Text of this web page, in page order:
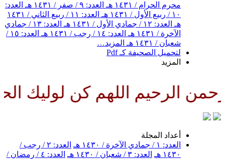
محرم الحرام / ١٤٣١ هـ
العدد: ٩ / صفر / ١٤٣١ هـ
العدد:
١٠ / ربيع الأول / ١٤٣١ هـ
العدد: ١١ / ربيع الثاني / ١٤٣١
هـ العدد: ١٢ / جمادي الأول / ١٤٣١ هـ
العدد: ١٣ / جمادي
الآخرة / ١٤٣١ هـ
العدد: ١٤ / رجب / ١٤٣١ هـ
العدد: ١٥ /
شعبان / ١٤٣١ هـ
المزيد…
لتحميل الصحيفة كـ Pdf
المزيد
الرحيم اللهم كن لوليك
أعداد المجلة
العدد: ١ / جمادي الآخرة / ١٤٣٠ هـ
العدد: ٢ / رجب /
١٤٣٠ هـ
العدد: ٣ / شعبان / ١٤٣٠ هـ
العدد: ٤ / رمضان /